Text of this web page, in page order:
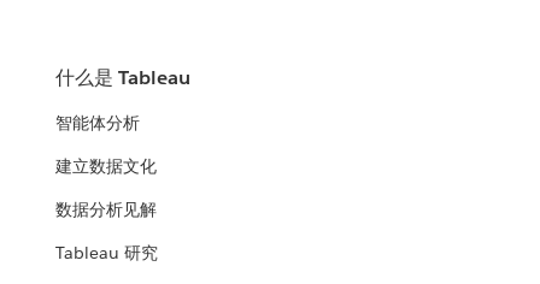
什么是 Tableau
智能体分析
建立数据文化
数据分析见解
Tableau 研究